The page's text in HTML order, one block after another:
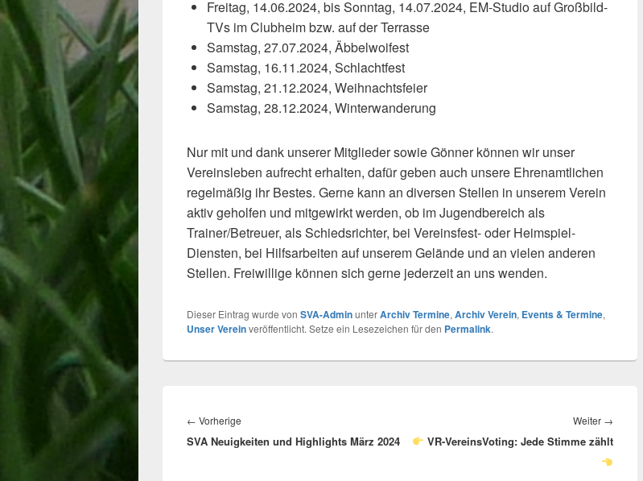
Freitag, 14.06.2024, bis Sonntag, 14.07.2024, EM-Studio auf Großbild-
TVs im Clubheim bzw. auf der Terrasse
Samstag, 27.07.2024, Äbbelwoifest
Samstag, 16.11.2024, Schlachtfest
Samstag, 21.12.2024, Weihnachtsfeier
Samstag, 28.12.2024, Winterwanderung
Nur mit und dank unserer Mitglieder sowie Gönner können wir unser
Vereinsleben aufrecht erhalten, dafür geben auch unsere Ehrenamtlichen
regelmäßig ihr Bestes. Gerne kann an diversen Stellen in unserem Verein
aktiv geholfen und mitgewirkt werden, ob im Jugendbereich als
Trainer/Betreuer, als Schiedsrichter, bei Vereinsfest- oder Heimspiel-
Diensten, bei Hilfsarbeiten auf unserem Gelände und an vielen anderen
Stellen. Freiwillige können sich gerne jederzeit an uns wenden.
Dieser Eintrag wurde von SVA-AdminunterArchiv Termine, Archiv Verein, Events & Termine,
Unser Vereinveröffentlicht. Setze ein Lesezeichen für den Permalink.
← Vorherige
Beitrag:
SVA Neuigkeiten und Highlights März 2024
Weiter →
Beitrag:
VR-VereinsVoting: Jede Stimme zählt